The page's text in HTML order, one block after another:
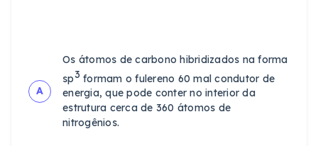
A
Os átomos de carbono hibridizados na forma
sp3 formam o fulereno 60 mal condutor de
energia, que pode conter no interior da
estrutura cerca de 360 átomos de
nitrogênios.